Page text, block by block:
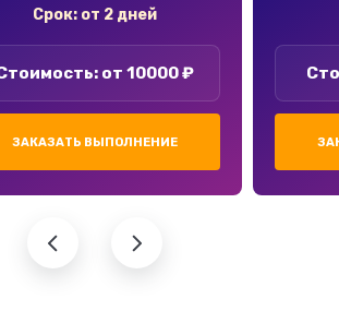
Срок: от 2 дней
от 10000 ₽
ЗАКАЗАТЬ ВЫПОЛНЕНИЕ